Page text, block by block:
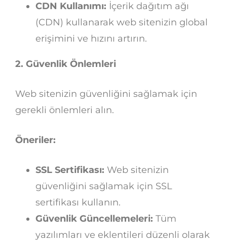
CDN Kullanımı: İçerik dağıtım ağı
(CDN) kullanarak web sitenizin global
erişimini ve hızını artırın.
2. Güvenlik Önlemleri
Web sitenizin güvenliğini sağlamak için
gerekli önlemleri alın.
Öneriler:
SSL Sertifikası: Web sitenizin
güvenliğini sağlamak için SSL
sertifikası kullanın.
Güvenlik Güncellemeleri: Tüm
yazılımları ve eklentileri düzenli olarak